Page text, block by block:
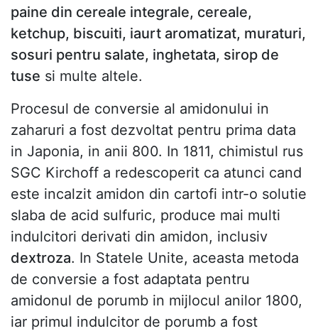
paine din cereale integrale, cereale,
ketchup, biscuiti, iaurt aromatizat, muraturi,
sosuri pentru salate, inghetata, sirop de
tuse si multe altele.
Procesul de conversie al amidonului in
zaharuri a fost dezvoltat pentru prima data
in Japonia, in anii 800. In 1811, chimistul rus
SGC Kirchoff a redescoperit ca atunci cand
este incalzit amidon din cartofi intr-o solutie
slaba de acid sulfuric, produce mai multi
indulcitori derivati din amidon, inclusiv
dextroza. In Statele Unite, aceasta metoda
de conversie a fost adaptata pentru
amidonul de porumb in mijlocul anilor 1800,
iar primul indulcitor de porumb a fost